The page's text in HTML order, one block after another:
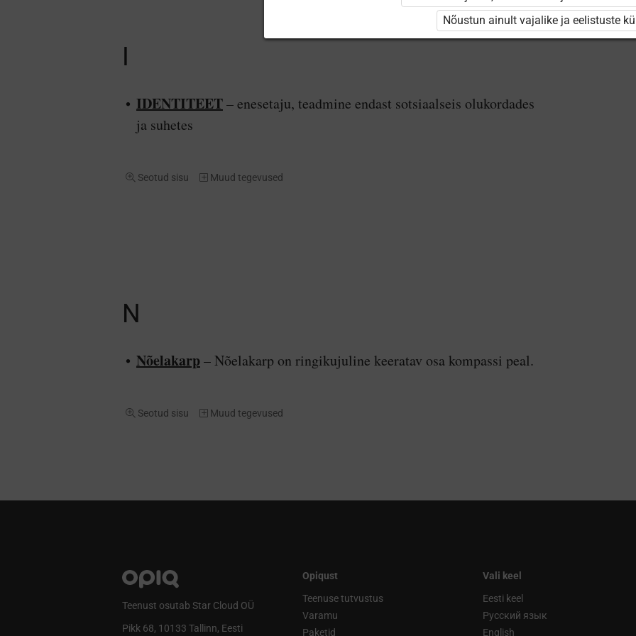
I
IDENTITEET– enesetaju, teadmine endast sotsiaalseis olukordades
ja suhetes
Seotud sisu Muud tegevused
N
Nõelakarp– Nõelakarp on ringikujuline keeratav osa kompassi peal.
Seotud sisu Muud tegevused
Teenust osutab Star Cloud OÜ
Pikk 68, 10133 Tallinn, Eesti
Opiqust
Teenuse tutvustus
Varamu
Paketid
Vali keel
Eesti keel
Русский язык
English
Nõustun ainult vajalike ja eelistuste